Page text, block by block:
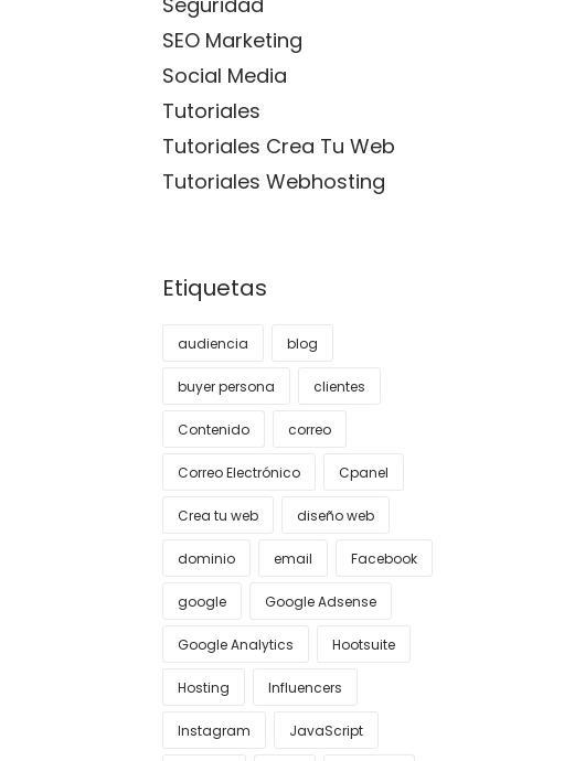
SEO Marketing
Social Media
Tutoriales
Tutoriales Crea Tu Web
Tutoriales Webhosting
Etiquetas
audiencia blog
buyer persona clientes
Contenido correo
Correo Electrónico Cpanel
Crea tu web diseño web
dominio email Facebook
google Google Adsense
Google Analytics Hootsuite
Hosting Influencers
Instagram JavaScript